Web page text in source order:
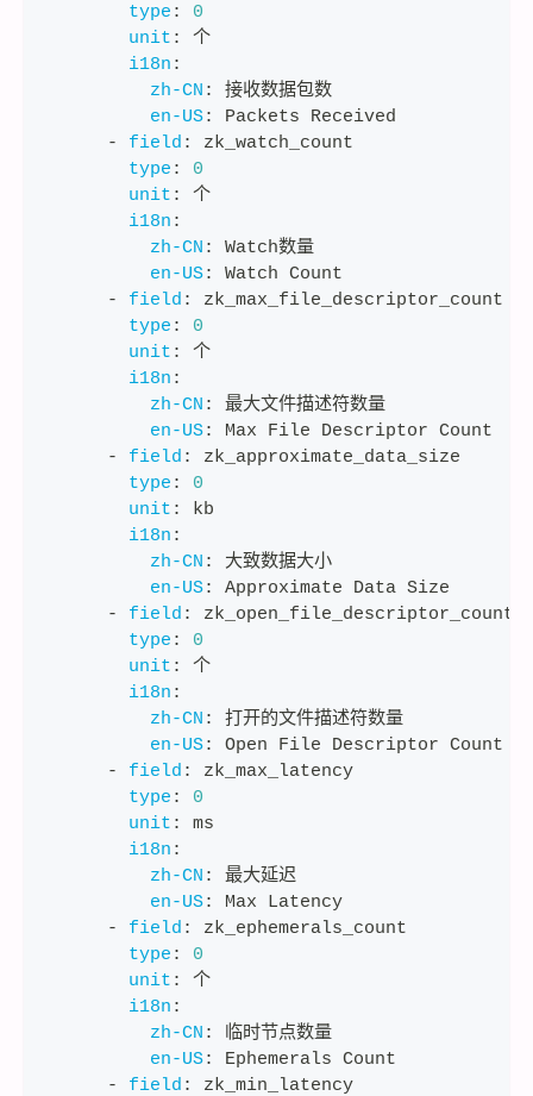
type :
0
unit :
个
i18n :
zh-CN :
接收数据包数
en-US:
Packets Received
-
field :
zk_watch_count
type :
0
unit :
个
i18n :
zh-CN :
Watch数量
en-US:
Watch Count
-
field :
zk_max_file_descriptor_count
type :
0
unit :
个
i18n :
zh-CN :
最大文件描述符数量
en-US:
Max File Descriptor Count
-
field :
zk_approximate_data_size
type :
0
unit :
kb
i18n :
zh-CN :
大致数据大小
en-US:
Approximate Data Size
-
field :
zk_open_file_descriptor_count
type :
0
unit :
个
i18n :
zh-CN :
打开的文件描述符数量
en-US:
Open File Descriptor Count
-
field :
zk_max_latency
type :
0
unit :
ms
i18n :
zh-CN :
最大延迟
en-US:
Max Latency
-
field :
zk_ephemerals_count
type :
0
unit :
个
i18n :
zh-CN :
临时节点数量
en-US:
Ephemerals Count
-
field :
zk_min_latency